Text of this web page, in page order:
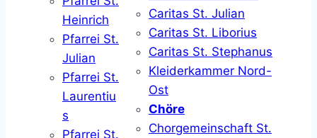
Heinrich
Pfarrei St.
Julian
Pfarrei St.
Laurentiu
s
Pfarrei St.
Caritas St. Julian
Caritas St. Liborius
Caritas St. Stephanus
Kleiderkammer Nord-
Ost
Chöre
Chorgemeinschaft St.